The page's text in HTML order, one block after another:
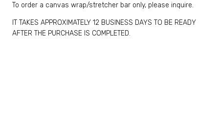
To order a canvas wrap/stretcher bar only, please inquire.
IT TAKES APPROXIMATELY 12 BUSINESS DAYS TO BE READY
AFTER THE PURCHASE IS COMPLETED.